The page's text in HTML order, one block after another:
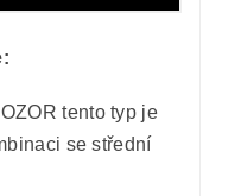
tento typ je
se střední